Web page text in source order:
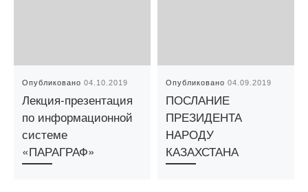
Опубликовано04.10.2019
Лекция-презентация
по информационной
системе
«ПАРАГРАФ»
Опубликовано04.09.2019
ПОСЛАНИЕ
ПРЕЗИДЕНТА
НАРОДУ
КАЗАХСТАНА